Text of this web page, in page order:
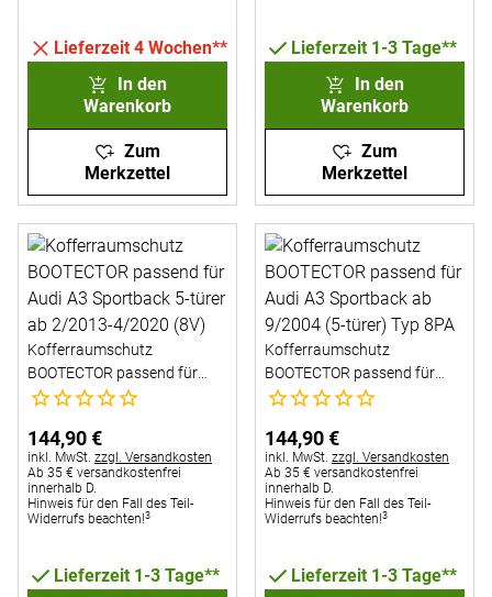
Lieferzeit 4 Wochen**
In den
Warenkorb
Zum
Merkzettel
Lieferzeit 1-3 Tage**
In den
Warenkorb
Zum
Merkzettel
Kofferraumschutz
BOOTECTOR passend für
Audi A3 Sportback 5-türer ab
Noch keine Bewertungen abgegeben
144,90€
Steuerhinweis:
inkl. MwSt. zzgl. Versandkosten
Ab 35 € versandkostenfrei
innerhalb D.
Hinweis für den Fall des Teil-
Widerrufs beachten!3
Lieferzeit 1-3 Tage**
Kofferraumschutz
BOOTECTOR passend für
Audi A3 Sportback ab
Noch keine Bewertungen
144,90€
Steuerhinweis:
inkl. MwSt. zzgl. Versandkosten
Ab 35 € versandkostenfrei
innerhalb D.
Hinweis für den Fall des Teil-
Widerrufs beachten!3
Lieferzeit 1-3 Tage**